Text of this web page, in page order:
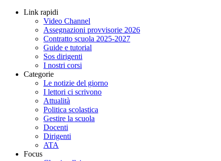
Link rapidi
Video Channel
Assegnazioni provvisorie 2026
Contratto scuola 2025-2027
Guide e tutorial
Sos dirigenti
I nostri corsi
Categorie
Le notizie del giorno
I lettori ci scrivono
Attualità
Politica scolastica
Gestire la scuola
Docenti
Dirigenti
ATA
Focus